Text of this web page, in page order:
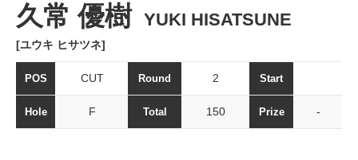
久常 優樹 YUKI HISATSUNE
[ユウキ ヒサツネ]
POS CUT Round 2 Start
Hole F Total 150 Prize -